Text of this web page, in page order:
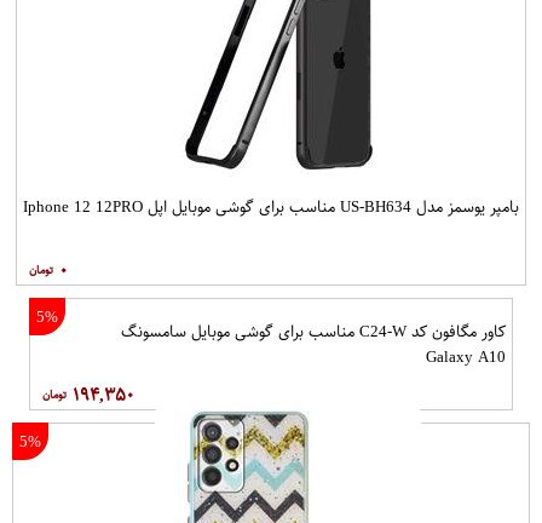
بامپر یوسمز مدل US-BH634 مناسب برای گوشی موبایل اپل Iphone 12 12PRO
۰
5%
کاور مگافون کد C24-W مناسب برای گوشی موبایل سامسونگ
Galaxy A10
۱۹۴,۳۵۰
5%